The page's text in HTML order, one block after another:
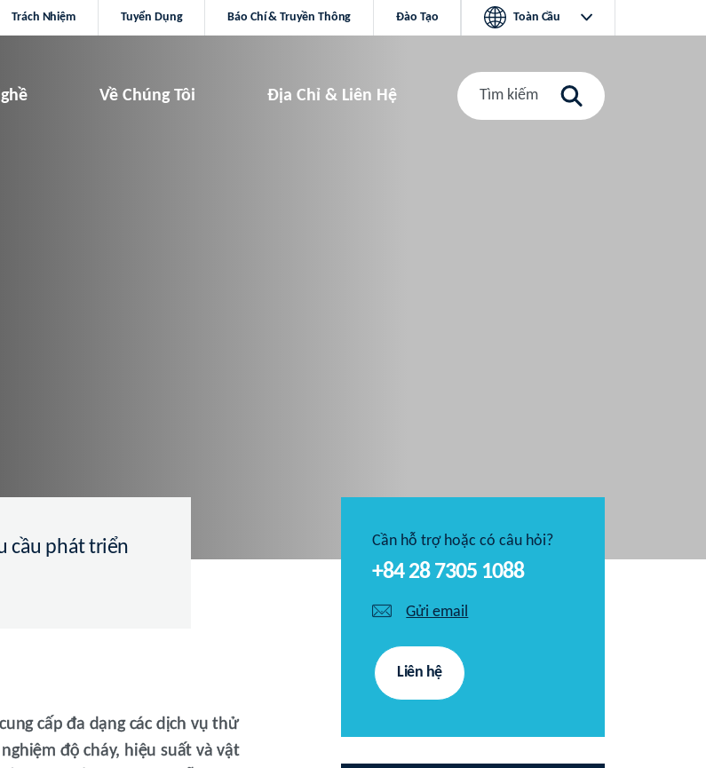
Về Chúng Tôi Địa Chỉ & Liên Hệ
Trách Nhiệm Tuyển Dụng Báo Chí & Truyền Thông Đào Tạo Toàn Cầu
Tìm kiếm
cầu phát triển
cấp đa dạng các dịch vụ thử
độ cháy, hiệu suất và vật
Cần hỗ trợ hoặc có câu hỏi?
+84 28 7305 1088
Gửi email
Liên hệ